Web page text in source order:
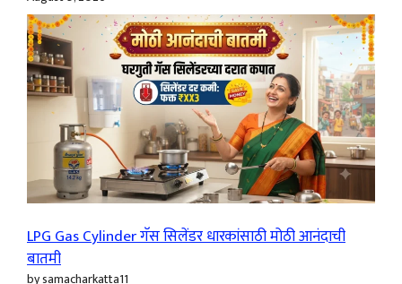
LPG Gas Cylinder गॅस सिलेंडर धारकांसाठी मोठी आनंदाची
बातमी
by samacharkatta11